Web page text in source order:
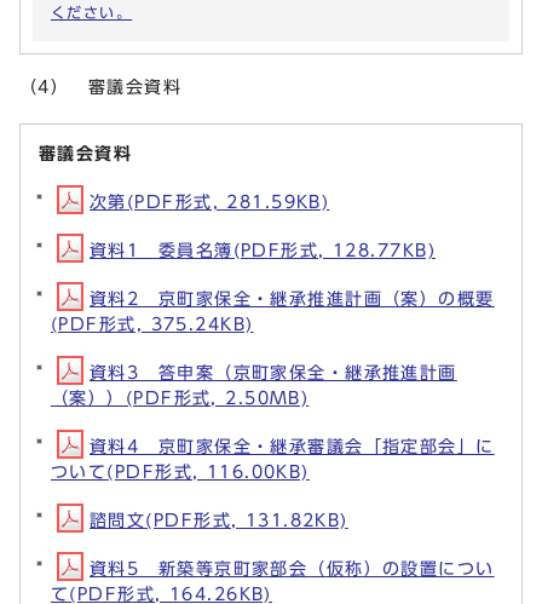
ください。
（4） 審議会資料
審議会資料
次第(PDF形式, 281.59KB)
資料1 委員名簿(PDF形式, 128.77KB)
資料2 京町家保全・継承推進計画（案）の概要
(PDF形式, 375.24KB)
資料3 答申案（京町家保全・継承推進計画
（案））(PDF形式, 2.50MB)
資料4 京町家保全・継承審議会「指定部会」に
ついて(PDF形式, 116.00KB)
諮問文(PDF形式, 131.82KB)
資料5 新築等京町家部会（仮称）の設置につい
て(PDF形式, 164.26KB)